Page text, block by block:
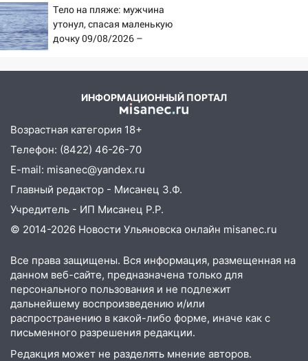
после непогоды
13:59
В Новом городе ураганным
ветром сорвало опалубку со
как устраняют последствия мощного
13:49
Стихия продолжает крушить
Ульяновск: дерево рухнуло на дом на
Орджоникидзе
13:47 На Нижней Террасе мощным
ветром вырвало дерево с корнем
13:46 Сильный ветер сорвал крышу с
СТО на проспекте Созидателей
13:35 Непогода продолжает бить по
транспорту: в Ульяновске трамвай
сошёл с рельсов
13:22 Упавшие деревья перекрыли
дороги в Ульяновске: фото
Тело на пляже: мужчина
утонул, спасая маленькую
дочку 09/08/2026 –
ИНФОРМАЦИОННЫЙ ПОРТАЛ
Возрастная категория 18+
Телефон: (8422) 46-26-70
E-mail: misanec@yandex.ru
Главный редактор - Мисанец З.Ф.
Учредитель - ИП Мисанец Р.Р.
© 2014-2026 Новости Ульяновска онлайн misanec.ru
Все права защищены. Вся информация, размещенная на
данном веб-сайте, предназначена только для
персонального пользования и не подлежит
дальнейшему воспроизведению и/или
распространению в какой-либо форме, иначе как с
письменного разрешения редакции.
Редакция может не разделять мнение авторов.